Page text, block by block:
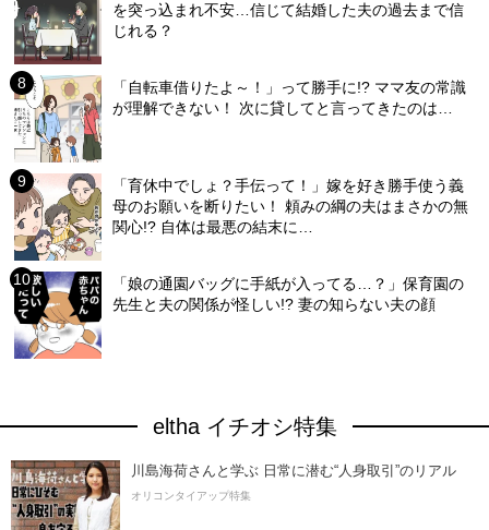
を突っ込まれ不安…信じて結婚した夫の過去まで信
じれる？
「自転車借りたよ～！」って勝手に!? ママ友の常識
が理解できない！ 次に貸してと言ってきたのは…
「育休中でしょ？手伝って！」嫁を好き勝手使う義
母のお願いを断りたい！ 頼みの綱の夫はまさかの無
関心!? 自体は最悪の結末に…
「娘の通園バッグに手紙が入ってる…？」保育園の
先生と夫の関係が怪しい!? 妻の知らない夫の顔
eltha イチオシ特集
川島海荷さんと学ぶ 日常に潜む“人身取引”のリアル
オリコンタイアップ特集